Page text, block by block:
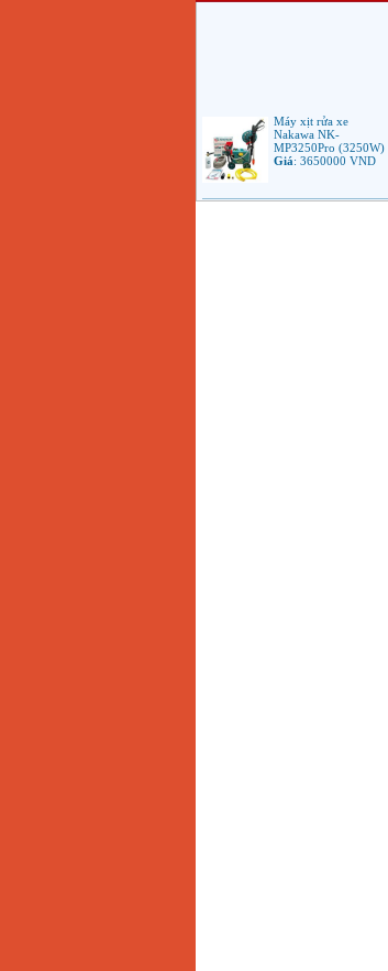
Nakawa NK-
MP3250Pro (3250W)
Giá:3650000VND
Máy phun rửa áp lực